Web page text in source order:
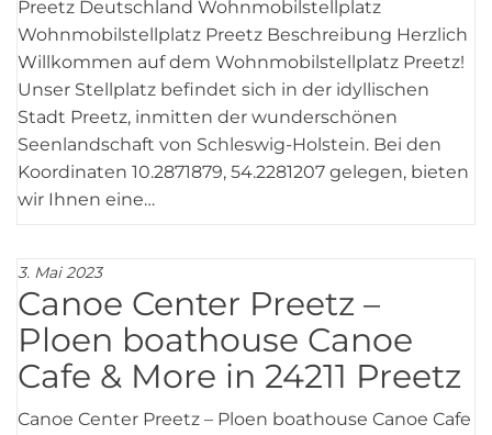
Preetz Deutschland Wohnmobilstellplatz
Wohnmobilstellplatz Preetz Beschreibung Herzlich
Willkommen auf dem Wohnmobilstellplatz Preetz!
Unser Stellplatz befindet sich in der idyllischen
Stadt Preetz, inmitten der wunderschönen
Seenlandschaft von Schleswig-Holstein. Bei den
Koordinaten 10.2871879, 54.2281207 gelegen, bieten
wir Ihnen eine…
3. Mai 2023
Canoe Center Preetz –
Ploen boathouse Canoe
Cafe & More in 24211 Preetz
Canoe Center Preetz – Ploen boathouse Canoe Cafe